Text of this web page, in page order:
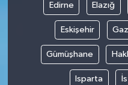
Edirne Elazığ
Eskişehir
Gümüşhane
Isparta